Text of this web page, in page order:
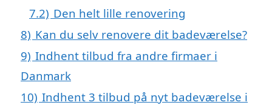
7.2) Den helt lille renovering
8) Kan du selv renovere dit badeværelse?
9) Indhent tilbud fra andre firmaer i
Danmark
10) Indhent 3 tilbud på nyt badeværelse i